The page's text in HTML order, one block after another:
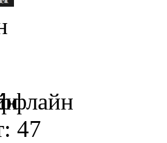
47